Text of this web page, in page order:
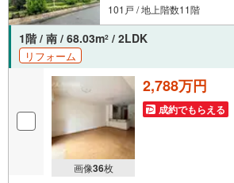
101戸 / 地上階数11階
1階 / 南 / 68.03m2 / 2LDK
リフォーム
画像36枚
2,788万円
成約でもらえる